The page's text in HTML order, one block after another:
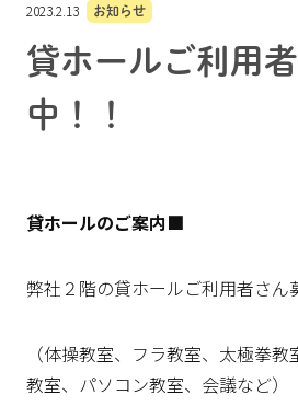
2023.2.13 お知らせ
貸ホールご利用
中！！
貸ホールのご案内■
弊社２階の貸ホールご利用者さん
（体操教室、フラ教室、太極拳
教室、パソコン教室、会議など）